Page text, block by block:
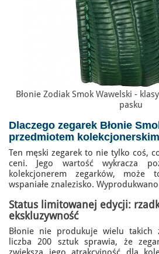
Błonie Zodiak Smok Wawelski -
pasku
Dlaczegozegarek Błonie
przedmiotem kolekcjonerskim
Ten męski zegarek to nie tylko coś,
ceni. Jego wartość wykracza
kolekcjonerem zegarków,
wspaniałe znalezisko.
Status limitowanej edycji:
ekskluzywność
Błonie nie produkuje wielu takich
liczba 200 sztuk sprawia, że